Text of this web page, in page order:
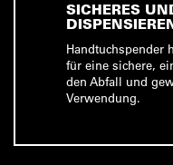
SICHERES
Handtuchspender
für eine sichere,
den Abfall und
Verwendung.